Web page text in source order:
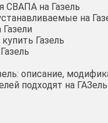
СВАПА на Газель
на
Газель
описание,
подходят на ГАЗель